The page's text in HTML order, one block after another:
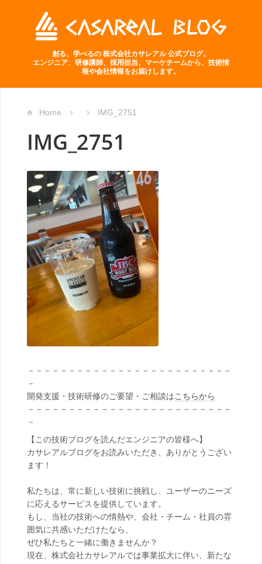
創る、学べるの 株式会社カサレアル 公式ブログ。
エンジニア、研修講師、採用担当、マーケチームから、技術情
報や会社情報をお届けします。
Home IMG_2751
IMG_2751
－－－－－－－－－－－－－－－－－－－－－－－－－
－
開発支援・技術研修のご要望・ご相談はこちらから
－－－－－－－－－－－－－－－－－－－－－－－－－
－
【この技術ブログを読んだエンジニアの皆様へ】
カサレアルブログをお読みいただき、ありがとうござい
ます！
私たちは、常に新しい技術に挑戦し、ユーザーのニーズ
に応えるサービスを提供しています。
もし、当社の技術への情熱や、会社・チーム・社員の雰
囲気に共感いただけたなら、
ぜひ私たちと一緒に働きませんか？
現在、株式会社カサレアルでは事業拡大に伴い、新たな